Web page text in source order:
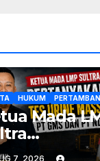
HUKUM
Mada
7, 2026